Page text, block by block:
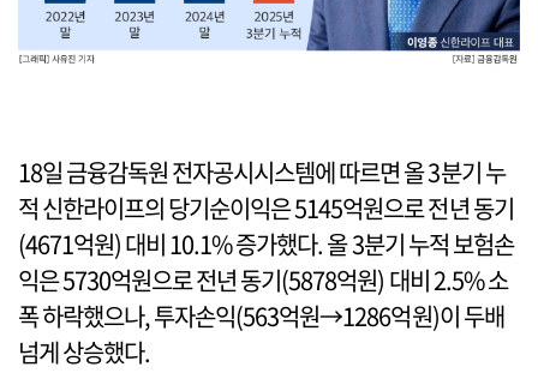
18일 금융감독원 전자공시시스템에 따르면 올 3분기 누
적 신한라이프의 당기순이익은 5145억원으로 전년 동기
(4671억원) 대비 10.1% 증가했다. 올 3분기 누적 보험손
익은 5730억원으로 전년 동기(5878억원) 대비 2.5% 소
폭 하락했으나, 투자손익(563억원→1286억원)이 두배
넘게 상승했다.